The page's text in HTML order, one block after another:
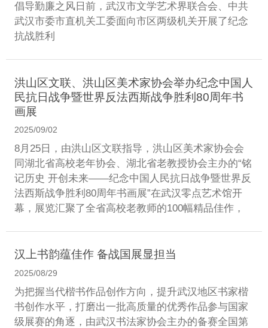
倡导勤廉之风日前，武汉市文学艺术界联合会、中共
武汉市委市直机关工委面向市区两级机关开展了纪念
抗战胜利
洪山区文联、洪山区美术家协会举办纪念中国人
民抗日战争暨世界反法西斯战争胜利80周年书
画展
2025/09/02
8月25日，由洪山区文联指导，洪山区美术家协会会
同湖北省高校老年协会、湖北省老教授协会主办的“铭
记历史 开创未来——纪念中国人民抗日战争暨世界反
法西斯战争胜利80周年书画展”在武汉零点艺术馆开
幕，展览汇聚了全省高校老教师的100幅精品佳作，
汉上书韵蕴佳作 备战国展显担当
2025/08/29
为把握当代楷书作品创作方向，提升武汉地区书家楷
书创作水平，打磨出一批高质量的优秀作品参与国家
级展赛的角逐，由武汉书法家协会主办的备赛全国第